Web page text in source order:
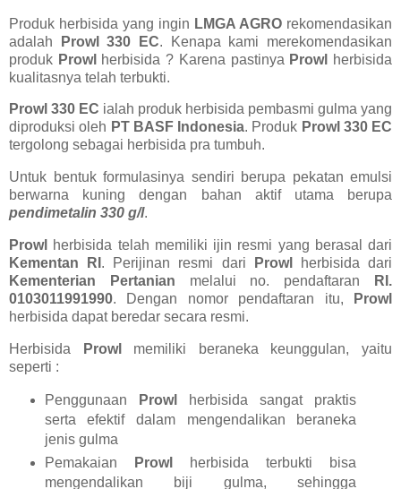
Produk herbisida yang ingin LMGA AGRO rekomendasikan
adalah
Prowl 330 EC. Kenapa kami merekomendasikan
produk Prowl herbisida ? Karena pastinya Prowl
herbisida
kualitasnya telah terbukti.
Prowl 330 EC ialah produk herbisida pembasmi gulma yang
diproduksi oleh PT BASF Indonesia. Produk Prowl 330 EC
tergolong sebagai herbisida pra tumbuh.
Untuk bentuk formulasinya sendiri berupa pekatan emulsi
berwarna kuning dengan bahan aktif utama berupa
pendimetalin 330 g/l.
Prowl
herbisida telah memiliki ijin resmi yang berasal dari
Kementan RI . Perijinan resmi dari Prowl
herbisida dari
Kementerian Pertanian melalui no. pendaftaran
RI.
0103011991990. Dengan nomor pendaftaran itu,
Prowl
herbisida dapat beredar secara resmi.
Herbisida Prowl
memiliki beraneka keunggulan, yaitu
seperti :
Penggunaan Prowl
herbisida sangat praktis
serta efektif dalam mengendalikan beraneka
jenis gulma
Pemakaian
Prowl
herbisida terbukti bisa
mengendalikan biji gulma, sehingga